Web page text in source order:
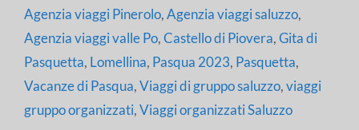
Agenzia viaggi Pinerolo,Agenzia viaggi saluzzo,
Agenzia viaggi valle Po,Castello di Piovera,Gita di
Pasquetta, Lomellina, Pasqua 2023, Pasquetta,
Vacanze di Pasqua,Viaggi di gruppo saluzzo,viaggi
gruppo organizzati,Viaggi organizzati Saluzzo